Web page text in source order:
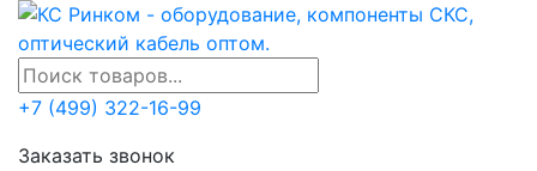
+7 (499) 322-16-99
Заказать звонок